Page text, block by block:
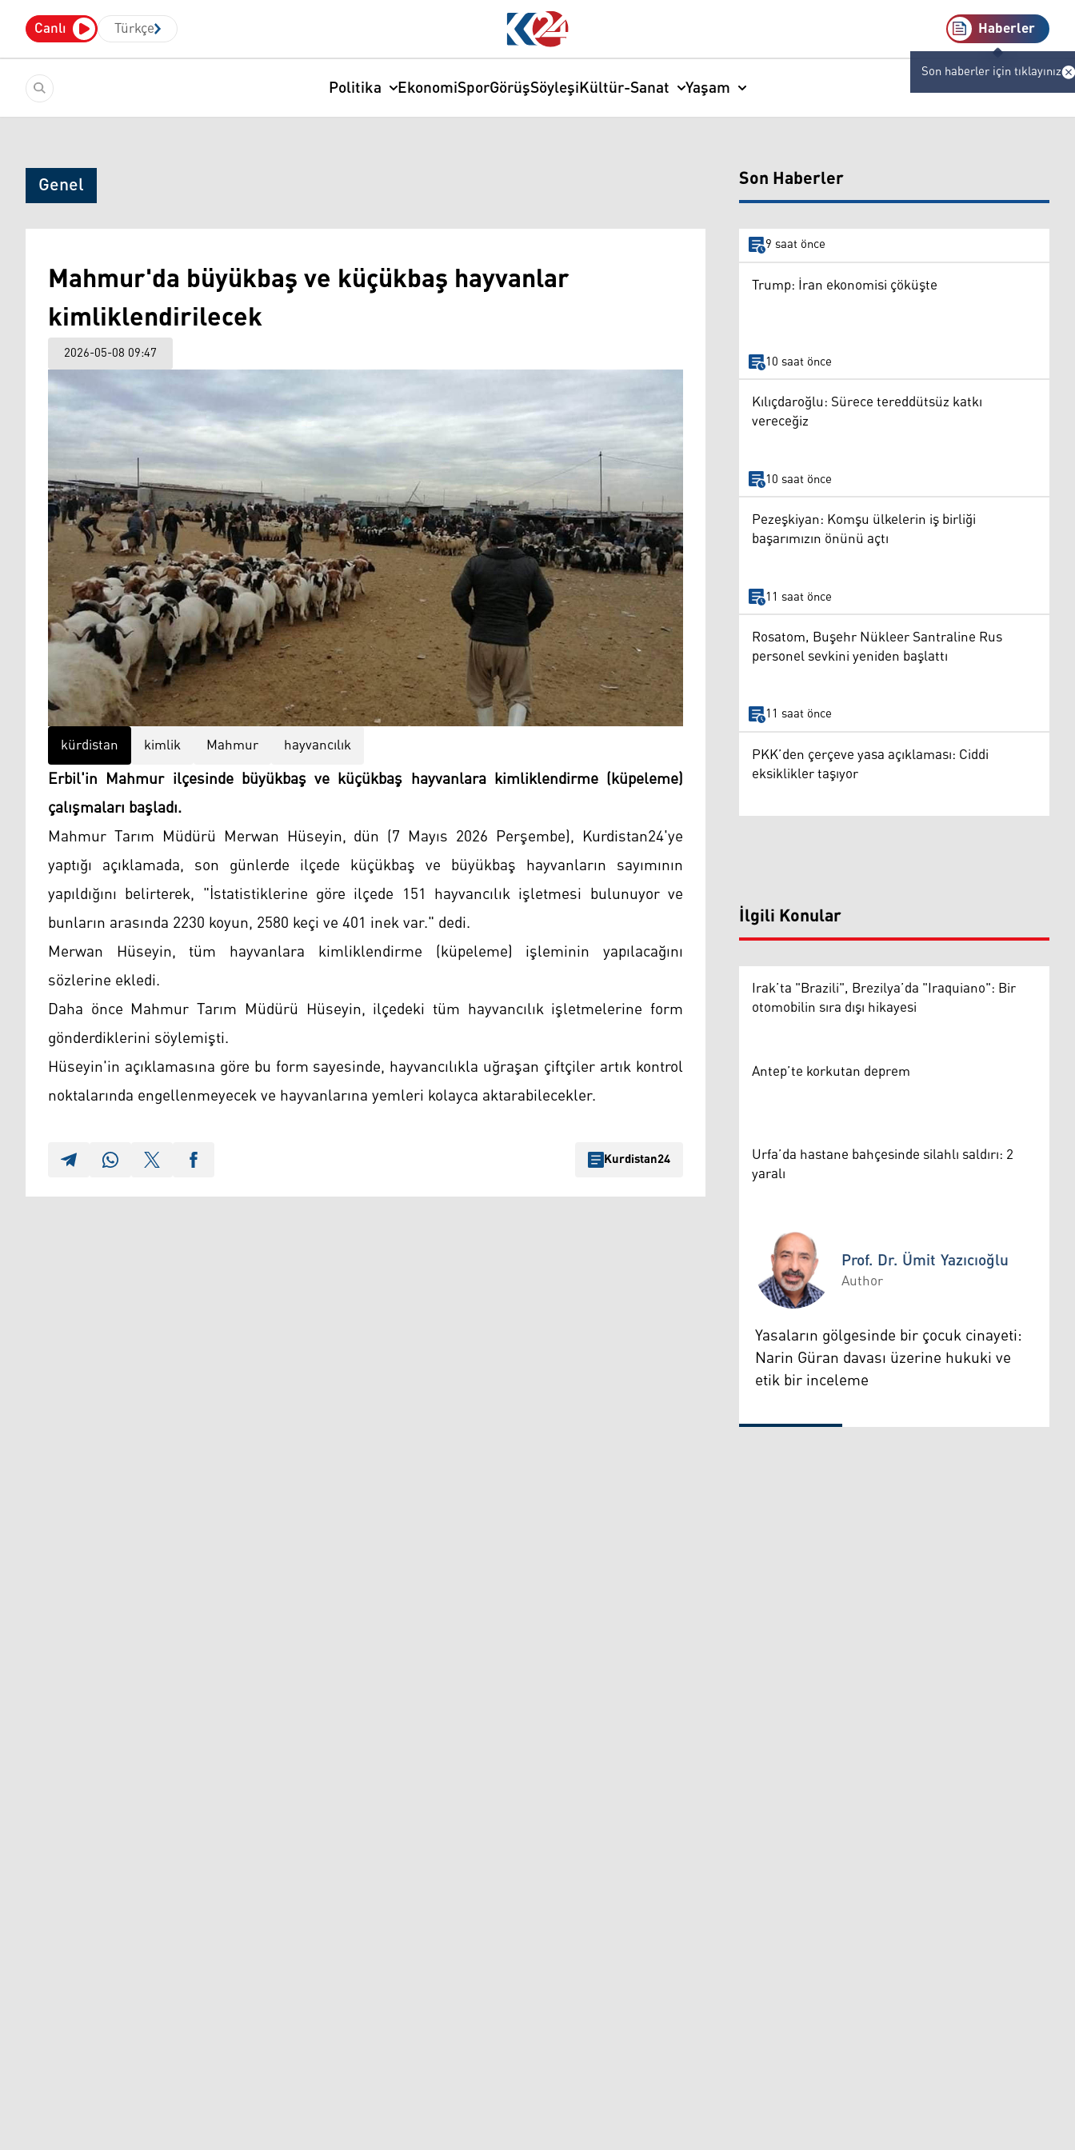
Canlı Türkçe Haberler
Son haberler için tıklayınız
Politika EkonomiSporGörüşSöyleşiKültür-Sanat Yaşam
Genel
Mahmur'da büyükbaş ve küçükbaş hayvanlar
kimliklendirilecek
2026-05-08 09:47
kürdistan kimlik Mahmur hayvancılık
Erbil'in Mahmur ilçesinde büyükbaş ve küçükbaş hayvanlara kimliklendirme (küpeleme)
çalışmaları başladı.
Mahmur Tarım Müdürü Merwan Hüseyin, dün (7 Mayıs 2026 Perşembe), Kurdistan24'ye
yaptığı açıklamada, son günlerde ilçede küçükbaş ve büyükbaş hayvanların sayımının
yapıldığını belirterek, "İstatistiklerine göre ilçede 151 hayvancılık işletmesi bulunuyor ve
bunların arasında 2230 koyun, 2580 keçi ve 401 inek var." dedi.
Merwan Hüseyin, tüm hayvanlara kimliklendirme (küpeleme) işleminin yapılacağını
sözlerine ekledi.
Daha önce Mahmur Tarım Müdürü Hüseyin, ilçedeki tüm hayvancılık işletmelerine form
gönderdiklerini söylemişti.
Hüseyin'in açıklamasına göre bu form sayesinde, hayvancılıkla uğraşan çiftçiler artık kontrol
noktalarında engellenmeyecek ve hayvanlarına yemleri kolayca aktarabilecekler.
Kurdistan24
Son Haberler
9 saat önce
Trump: İran ekonomisi çöküşte
10 saat önce
Kılıçdaroğlu: Sürece tereddütsüz katkı
vereceğiz
10 saat önce
Pezeşkiyan: Komşu ülkelerin iş birliği
başarımızın önünü açtı
11 saat önce
Rosatom, Buşehr Nükleer Santraline Rus
personel sevkini yeniden başlattı
11 saat önce
PKK’den çerçeve yasa açıklaması: Ciddi
eksiklikler taşıyor
İlgili Konular
Irak’ta "Brazili", Brezilya’da "Iraquiano": Bir
otomobilin sıra dışı hikayesi
Antep’te korkutan deprem
Urfa’da hastane bahçesinde silahlı saldırı: 2
yaralı
Prof. Dr. Ümit Yazıcıoğlu
Prof. Dr. Ümit Yazıcıoğlu
Author
Yasaların gölgesinde bir çocuk cinayeti:
Narin Güran davası üzerine hukuki ve
etik bir inceleme